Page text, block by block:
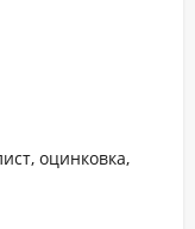
оцинковка,